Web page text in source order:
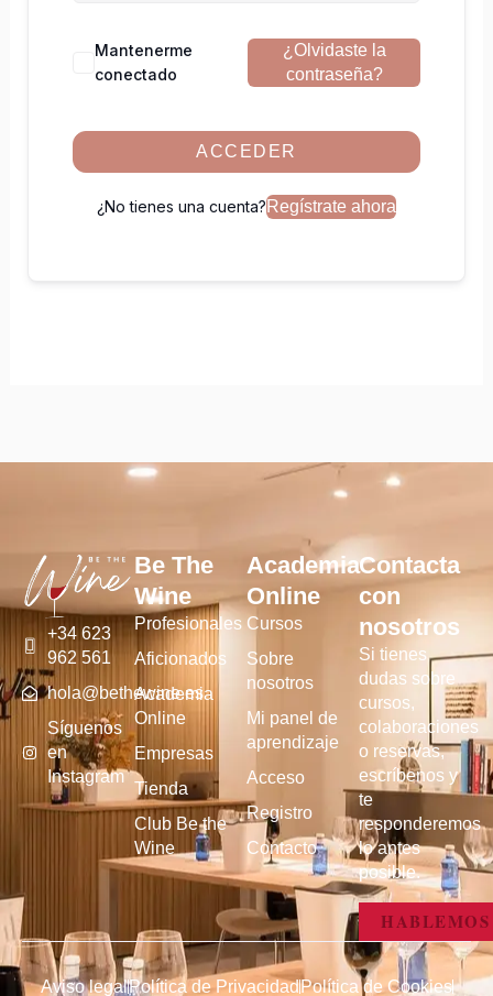
Mantenerme
conectado
¿Olvidaste la
contraseña?
ACCEDER
¿No tienes una cuenta?Regístrate ahora
+34 623
962 561
hola@bethewine.es
Síguenos
en
Instagram
Be The
Wine
Profesionales
Aficionados
Academia
Online
Empresas
Tienda
Club Be the
Wine
Academia
Online
Cursos
Sobre
nosotros
Mi panel de
aprendizaje
Acceso
Registro
Contacto
Contacta
con
nosotros
Si tienes
dudas sobre
cursos,
colaboraciones
o reservas,
escríbenos y
te
responderemos
lo antes
posible.
HABLEMOS
Aviso legalPolítica de PrivacidadPolítica de Cookies